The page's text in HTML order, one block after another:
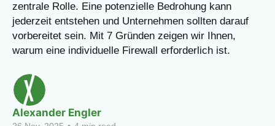
zentrale Rolle. Eine potenzielle Bedrohung kann
jederzeit entstehen und Unternehmen sollten darauf
vorbereitet sein. Mit 7 Gründen zeigen wir Ihnen,
warum eine individuelle Firewall erforderlich ist.
Alexander Engler